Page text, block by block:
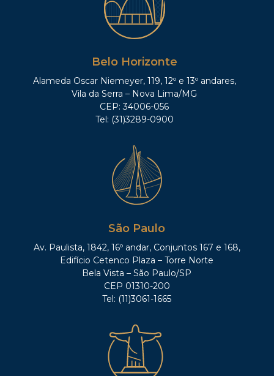
Belo Horizonte
Alameda Oscar Niemeyer, 119, 12º e 13º andares,
Vila da Serra – Nova Lima/MG
CEP: 34006-056
Tel: (31)3289-0900
São Paulo
Av. Paulista, 1842, 16º andar, Conjuntos 167 e 168,
Edifício Cetenco Plaza – Torre Norte
Bela Vista – São Paulo/SP
CEP 01310-200
Tel: (11)3061-1665